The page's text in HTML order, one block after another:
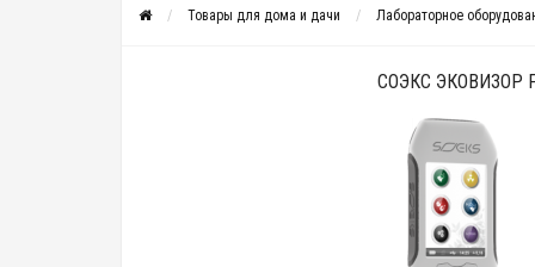
Товары для дома и дачи Лабораторное
СОЭКС ЭКОВИЗОР